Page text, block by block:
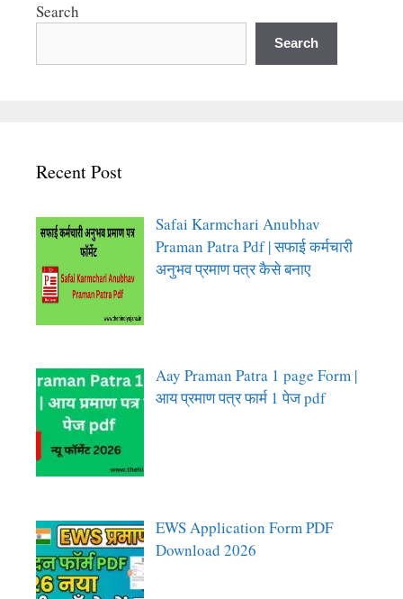
Search
Search
Recent Post
Safai Karmchari Anubhav
Praman Patra Pdf | सफाई कर्मचारी
अनुभव प्रमाण पत्र कैसे बनाए
Aay Praman Patra 1 page Form |
आय प्रमाण पत्र फार्म 1 पेज pdf
EWS Application Form PDF
Download 2026